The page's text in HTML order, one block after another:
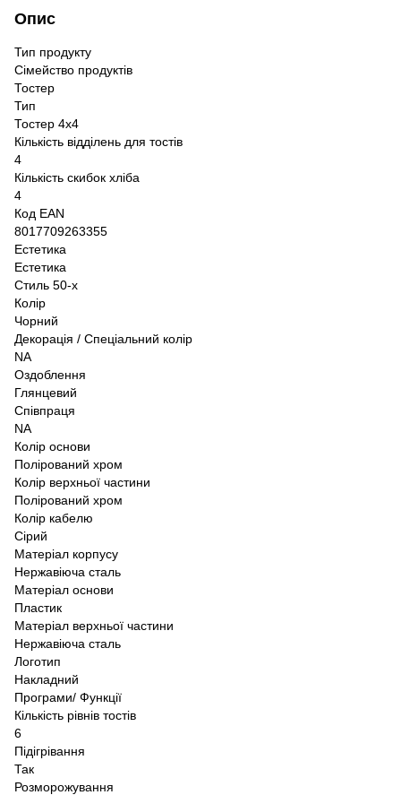
Опис
Тип продукту
Сімейство продуктів
Тостер
Тип
Тостер 4х4
Кількість відділень для тостів
4
Кількість скибок хліба
4
Код EAN
8017709263355
Естетика
Естетика
Стиль 50-х
Колір
Чорний
Декорація / Спеціальний колір
NA
Оздоблення
Глянцевий
Співпраця
NA
Колір основи
Полірований хром
Колір верхньої частини
Полірований хром
Колір кабелю
Сірий
Матеріал корпусу
Нержавіюча сталь
Матеріал основи
Пластик
Матеріал верхньої частини
Нержавіюча сталь
Логотип
Накладний
Програми/ Функції
Кількість рівнів тостів
6
Підігрівання
Так
Розморожування